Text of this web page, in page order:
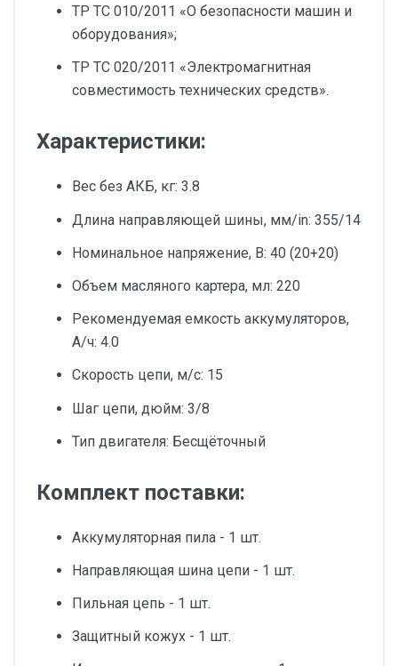
TP ТС 010/2011 «О безопасности машин и
оборудования»;
TP ТС 020/2011 «Электромагнитная
совместимость технических средств».
Характеристики:
Вес без АКБ, кг: 3.8
Длина направляющей шины, мм/in: 355/14
Номинальное напряжение, В: 40 (20+20)
Объем масляного картера, мл: 220
Рекомендуемая емкость аккумуляторов,
А/ч: 4.0
Скорость цепи, м/с: 15
Шаг цепи, дюйм: 3/8
Тип двигателя: Бесщёточный
Комплект поставки:
Аккумуляторная пила - 1 шт.
Направляющая шина цепи - 1 шт.
Пильная цепь - 1 шт.
Защитный кожух - 1 шт.